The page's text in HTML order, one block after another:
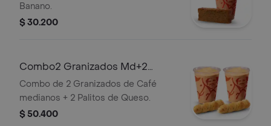
Banano.
$ 30.200
Combo2 Granizados Md+2
Palitosde Queso
Combo de 2 Granizados de Café
medianos + 2 Palitos de Queso.
$ 50.400